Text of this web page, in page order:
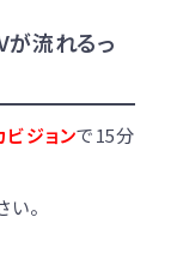
が流れるっ
ジョンで15分
。